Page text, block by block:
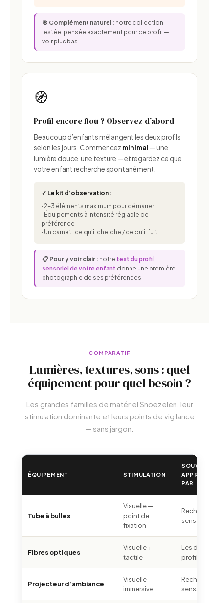
🎯 Complément naturel : notre collection
lestée, pensée exactement pour ce profil —
voir plus bas.
🧭
Profil encore flou ? Observez d’abord
Beaucoup d’enfants mélangent les deux profils
selon les jours. Commencez minimal — une
lumière douce, une texture — et regardez ce que
votre enfant recherche spontanément.
✓ Le kit d’observation :
· 2-3 éléments maximum pour démarrer
· Équipements à intensité réglable de
préférence
· Un carnet : ce qu’il cherche / ce qu’il fuit
📋 Pour y voir clair : notre test du profil
sensoriel de votre enfant donne une première
photographie de ses préférences.
COMPARATIF
Lumières, textures, sons : quel
équipement pour quel besoin ?
Les grandes familles de matériel Snoezelen, leur
stimulation dominante et leurs points de vigilance
— sans jargon.
ÉQUIPEMENT STIMULATION
SOUVENT
APPRÉCIÉ
PAR
Tube à bulles
Visuelle —
point de
fixation
Recherche
sensations
Fibres optiques
Visuelle +
tactile
Les deux
profils
Projecteur d’ambiance
Visuelle
immersive
Recherche
sensations